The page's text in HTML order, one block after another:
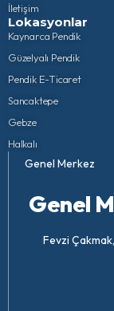
İletişim
Lokasyonlar
Kaynarca Pendik
Güzelyalı Pendik
Pendik E-Ticaret
Sancaktepe
Gebze
Halkalı
Genel Merkez
Genel
Fevzi